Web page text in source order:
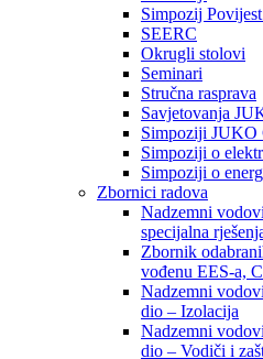
Simpozij
SEERC
Okrugli stolovi
Seminari​
Stručna rasprava​
Savjetovanja
Simpoziji JUKO
Simpoziji o
Simpoziji o
Zbornici radova
Nadzemni
specijalna
Zbornik
vođenu EES-a,
Nadzemni
dio – Izolacija
Nadzemni
dio – Vodiči i